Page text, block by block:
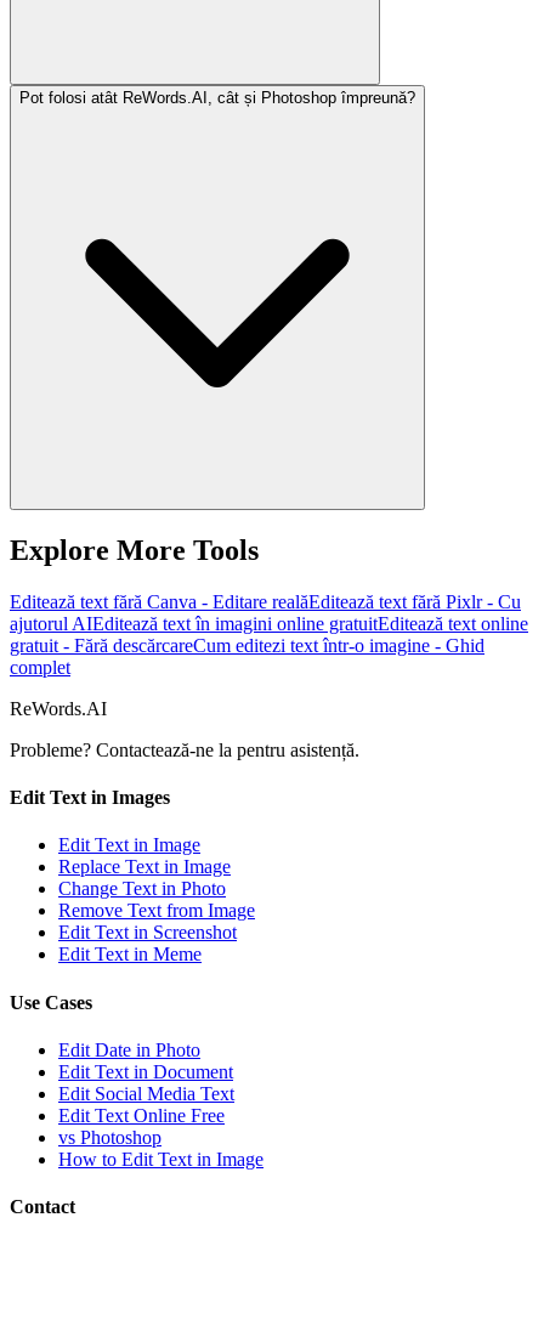
Pot folosi atât ReWords.AI, cât și Photoshop împreună?
Explore More Tools
Editează text fără Canva - Editare realăEditează text fără Pixlr - Cu
ajutorul AIEditează text în imagini online gratuitEditează text online
gratuit - Fără descărcareCum editezi text într-o imagine - Ghid
complet
ReWords.AI
Probleme? Contactează-ne la pentru asistență.
Edit Text in Images
Edit Text in Image
Replace Text in Image
Change Text in Photo
Remove Text from Image
Edit Text in Screenshot
Edit Text in Meme
Use Cases
Edit Date in Photo
Edit Text in Document
Edit Social Media Text
Edit Text Online Free
vs Photoshop
How to Edit Text in Image
Contact